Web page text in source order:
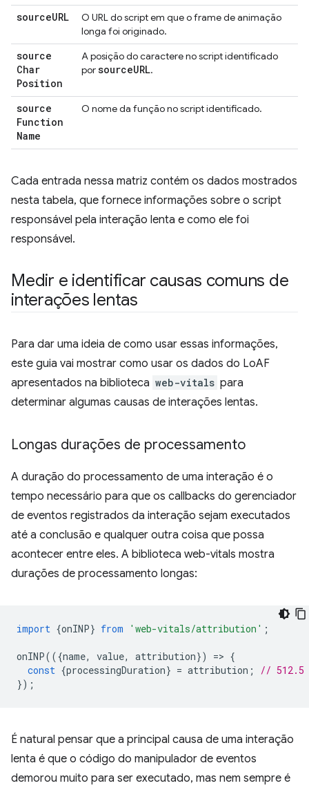
sourceURL
O URL do script em que o frame de animação
longa foi originado.
source
Char
Position
A posição do caractere no script identificado
porsourceURL.
source
Function
Name
O nome da função no script identificado.
Cada entrada nessa matriz contém os dados mostrados
nesta tabela, que fornece informações sobre o script
responsável pela interação lenta e como ele foi
responsável.
Medir e identificar causas comuns de
interações lentas
Para dar uma ideia de como usar essas informações,
este guia vai mostrar como usar os dados do LoAF
apresentados na biblioteca web-vitals para
determinar algumas causas de interações lentas.
Longas durações de processamento
A duração do processamento de uma interação é o
tempo necessário para que os callbacks do gerenciador
de eventos registrados da interação sejam executados
até a conclusão e qualquer outra coisa que possa
acontecer entre eles. A biblioteca web-vitals mostra
durações de processamento longas:
import {onINP} from 'web-vitals/attribution' ;
onINP(({name, value, attribution}) => {
const {processingDuration} = attribution ;
// 512.5
});
É natural pensar que a principal causa de uma interação
lenta é que o código do manipulador de eventos
demorou muito para ser executado, mas nem sempre é